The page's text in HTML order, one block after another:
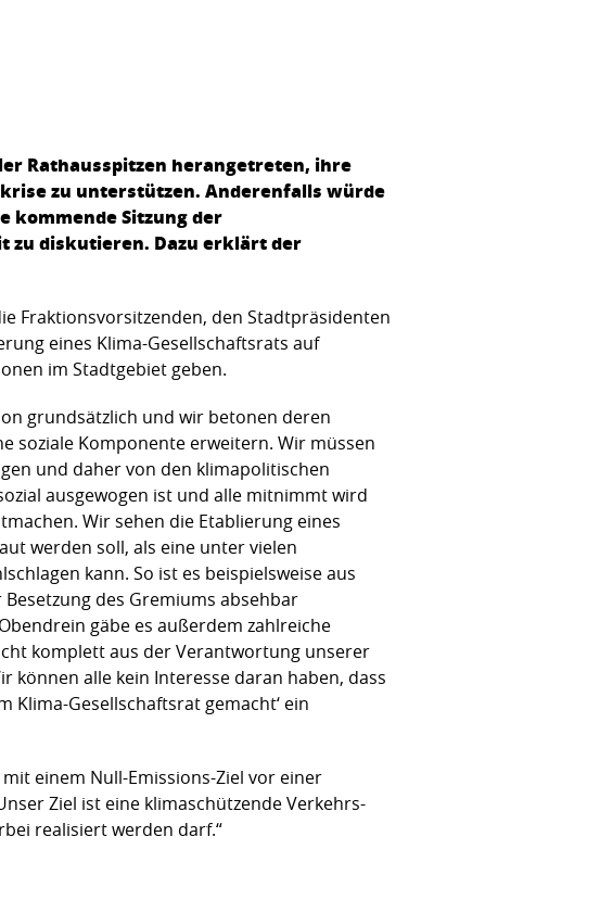
Rathausspitzen herangetreten, ihre
zu unterstützen. Anderenfalls würde
kommende Sitzung der
zu diskutieren. Dazu erklärt der
Fraktionsvorsitzenden, den Stadtpräsidenten
eines Klima-Gesellschaftsrats auf
im Stadtgebiet geben.
grundsätzlich und wir betonen deren
soziale Komponente erweitern. Wir müssen
und daher von den klimapolitischen
ausgewogen ist und alle mitnimmt wird
Wir sehen die Etablierung eines
werden soll, als eine unter vielen
kann. So ist es beispielsweise aus
des Gremiums absehbar
gäbe es außerdem zahlreiche
komplett aus der Verantwortung unserer
alle kein Interesse daran haben, dass
Gesellschaftsrat gemacht‘ ein
einem Null-Emissions-Ziel vor einer
Ziel ist eine klimaschützende Verkehrs-
realisiert werden darf.“